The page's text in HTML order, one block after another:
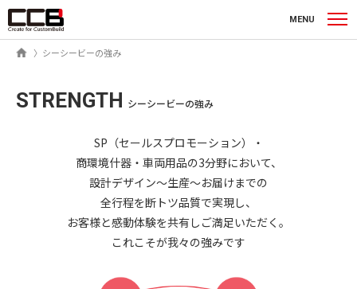
MENU
ホームシーシービーの強み
STRENGTH シーシービーの強み
SP（セールスプロモーション）・
商環境什器・車両用品の3分野において、
設計デザイン〜生産〜お届けまでの
全行程を断トツ品質で実現し、
お客様と感動体験を共有しご満足いただく。
これこそが我々の強みです